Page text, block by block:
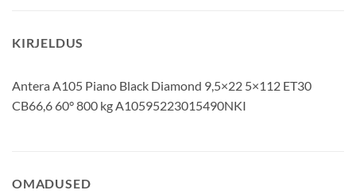
KIRJELDUS
Antera A105 Piano Black Diamond 9,5×22 5×112 ET30
CB66,6 60° 800 kg A10595223015490NKI
OMADUSED